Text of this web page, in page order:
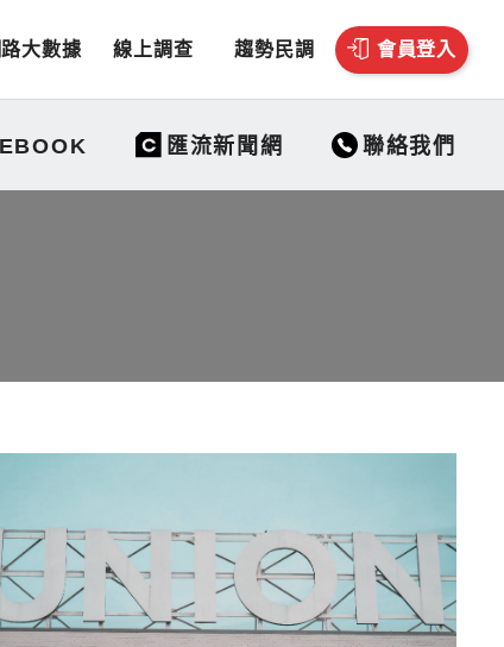
大數據 線上調查 趨勢民調 會員登入
匯流新聞網 聯絡我們